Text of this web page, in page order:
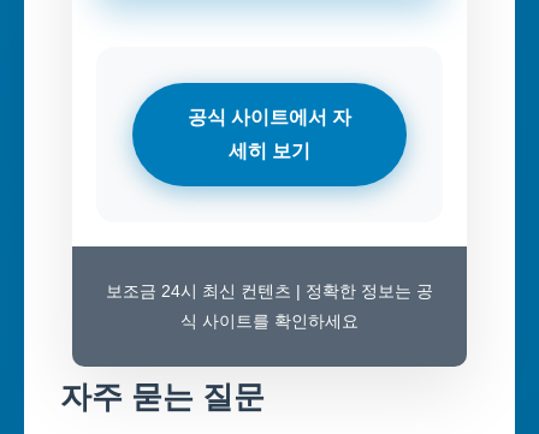
공식 사이트에서 자
세히 보기
보조금 24시 최신 컨텐츠 | 정확한 정보는 공
식 사이트를 확인하세요
자주 묻는 질문